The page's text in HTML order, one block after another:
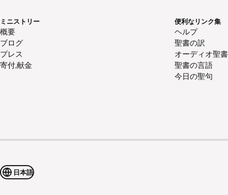
ミニストリー
概要
ブログ
プレス
寄付,献金
便利なリンク集
ヘルプ
聖書の訳
オーディオ聖書
聖書の言語
今日の聖句
日本語